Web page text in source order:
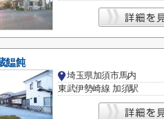
饂飩
埼玉県加須市馬内
東武伊勢崎線 加須駅